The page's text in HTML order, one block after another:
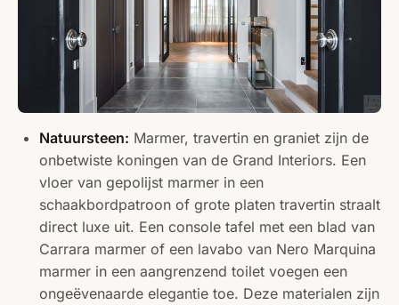
Natuursteen: Marmer, travertin en graniet zijn de
onbetwiste koningen van de Grand Interiors. Een
vloer van gepolijst marmer in een
schaakbordpatroon of grote platen travertin straalt
direct luxe uit. Een console tafel met een blad van
Carrara marmer of een lavabo van Nero Marquina
marmer in een aangrenzend toilet voegen een
ongeëvenaarde elegantie toe. Deze materialen zijn